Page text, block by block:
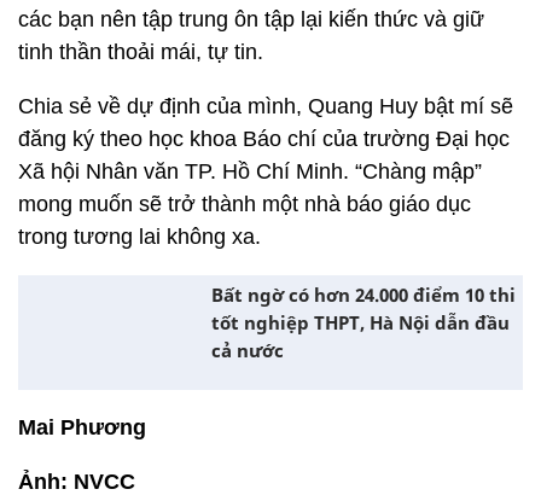
các bạn nên tập trung ôn tập lại kiến thức và giữ
tinh thần thoải mái, tự tin.
Chia sẻ về dự định của mình, Quang Huy bật mí sẽ
đăng ký theo học khoa Báo chí của trường Đại học
Xã hội Nhân văn TP. Hồ Chí Minh. “Chàng mập”
mong muốn sẽ trở thành một nhà báo giáo dục
trong tương lai không xa.
Bất ngờ có hơn 24.000 điểm 10 thi
tốt nghiệp THPT, Hà Nội dẫn đầu
cả nước
Mai Phương
Ảnh: NVCC